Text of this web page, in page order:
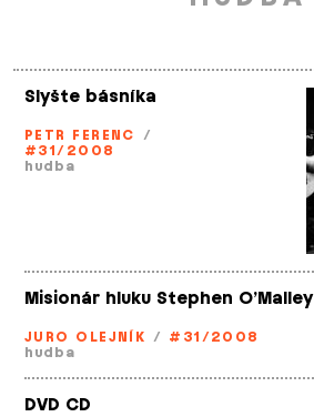
Slyšte básníka
PETR FERENC /
#31/2008
hudba
Misionár hluku Stephen O’Malley
JURO OLEJNÍK / #31/2008
hudba
DVD CD